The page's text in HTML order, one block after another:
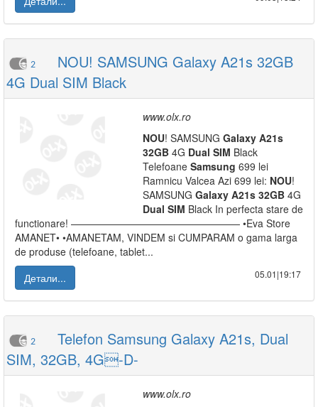
2
NOU! SAMSUNG Galaxy A21s 32GB
4G Dual SIM Black
www.olx.ro
NOU! SAMSUNG Galaxy A21s
32GB 4G Dual SIM Black
Telefoane Samsung 699 lei
Ramnicu Valcea Azi 699 lei: NOU!
SAMSUNG Galaxy A21s 32GB 4G
Dual SIM Black In perfecta stare de
functionare! ————————————————— •Eva Store
AMANET• •AMANETAM, VINDEM si CUMPARAM o gama larga
de produse (telefoane, tablet...
Детали...
05.01|19:17
2
Telefon Samsung Galaxy A21s, Dual
SIM, 32GB, 4G-D-
www.olx.ro